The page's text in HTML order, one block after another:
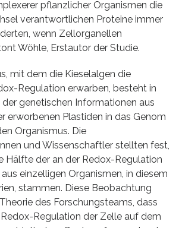
pflanzlicher Organismen die
verantwortlichen Proteine immer
wenn Zellorganellen
Wöhle, Erstautor der Studie.
mit dem die Kieselalgen die
Regulation erwarben, besteht in
genetischen Informationen aus
erworbenen Plastiden in das Genom
Organismus. Die
und Wissenschaftler stellten fest,
Hälfte der an der Redox-Regulation
einzelligen Organismen, in diesem
stammen. Diese Beobachtung
des Forschungsteams, dass
Regulation der Zelle auf dem